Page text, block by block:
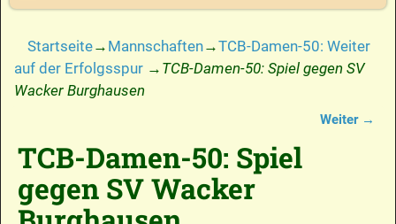
Startseite→ Mannschaften→TCB-Damen-50: Weiter
auf der Erfolgsspur → TCB-Damen-50: Spiel gegen SV
Wacker Burghausen
Weiter →
TCB-Damen-50: Spiel
gegen SV Wacker